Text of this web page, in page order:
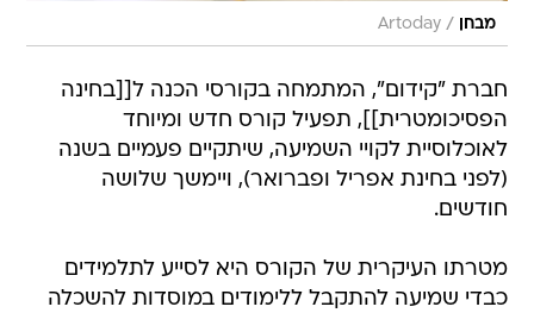
מבחן /
Artoday
חברת "קידום", המתמחה בקורסי הכנה ל[[בחינה
הפסיכומטרית]], תפעיל קורס חדש ומיוחד
לאוכלוסיית לקויי השמיעה, שיתקיים פעמיים בשנה
(לפני בחינת אפריל ופברואר), ויימשך שלושה
חודשים.
מטרתו העיקרית של הקורס היא לסייע לתלמידים
כבדי שמיעה להתקבל ללימודים במוסדות להשכלה